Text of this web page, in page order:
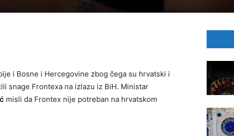
i Bosne i Hercegovine zbog čega su hrvatski i
snage Frontexa na izlazu iz BiH. Ministar
misli da Frontex nije potreban na hrvatskom